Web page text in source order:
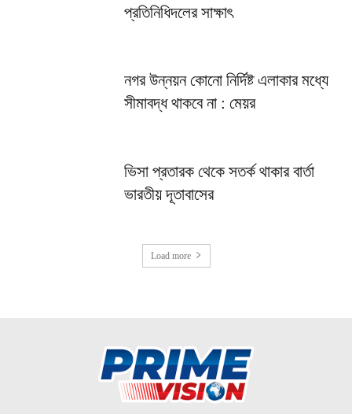
প্রতিনিধিদলের সাক্ষাৎ
নগর উন্নয়ন কোনো নির্দিষ্ট এলাকার মধ্যে
সীমাবদ্ধ থাকবে না : মেয়র
ভিসা প্রতারক থেকে সতর্ক থাকার বার্তা
ভারতীয় দূতাবাসের
Load more